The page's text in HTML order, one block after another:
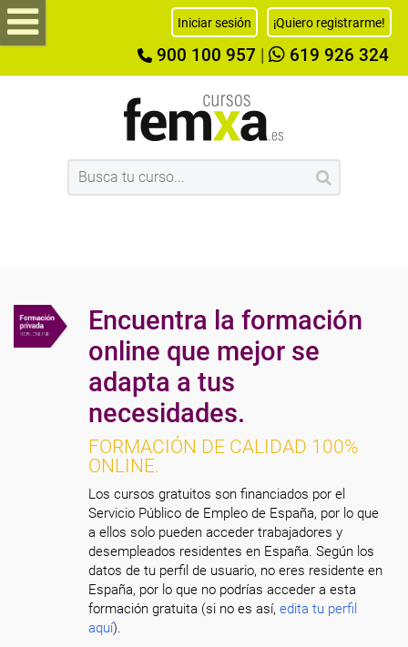
Iniciar sesión ¡Quiero registrarme!
900 100 957 619 926 324
Encuentra la formación
online que mejor se
adapta a tus
necesidades.
FORMACIÓN DE CALIDAD 100%
ONLINE.
Los cursos gratuitos son financiados por el
Servicio Público de Empleo de España, por lo que
a ellos solo pueden acceder trabajadores y
desempleados residentes en España. Según los
datos de tu perfil de usuario, no eres residente en
España, por lo que no podrías acceder a esta
formación gratuita (si no es así,edita tu perfil
aquí).